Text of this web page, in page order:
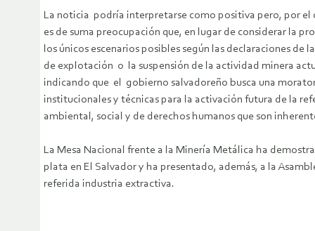
La noticia podría interpretarse como positiva pero, por
es de suma preocupación que, en lugar de considerar la
los únicos escenarios posibles según las declaraciones
de explotación o la suspensión de la actividad minera
indicando que el gobierno salvadoreño busca una
institucionales y técnicas para la activación futura de la
ambiental, social y de derechos humanos que son
La Mesa Nacional frente a la Minería Metálica ha
plata en El Salvador y ha presentado, además, a la
referida industria extractiva.